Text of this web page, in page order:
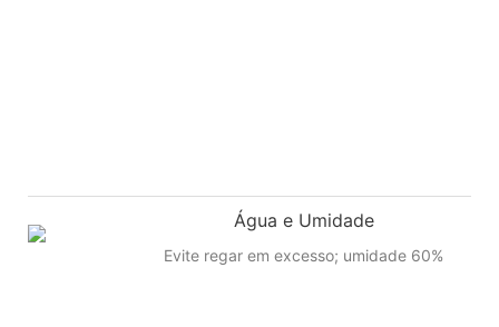
Água e Umidade
Evite regar em excesso; umidade 60%